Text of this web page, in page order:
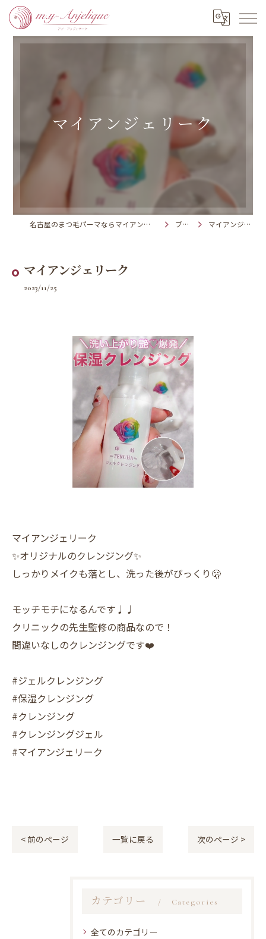
マイアンジェリーク
名古屋のまつ毛パーマならマイアンジェリーク株式会社 ブログ マイアンジェリーク
マイアンジェリーク
2023/11/25
マイアンジェリーク
✨オリジナルのクレンジング✨
しっかりメイクも落とし、洗った後がびっくり🫢
モッチモチになるんです♩♩
クリニックの先生監修の商品なので！
間違いなしのクレンジングです❤️
#ジェルクレンジング
#保湿クレンジング
#クレンジング
#クレンジングジェル
#マイアンジェリーク
< 前のページ 一覧に戻る 次のページ >
カテゴリー Categories
全てのカテゴリー